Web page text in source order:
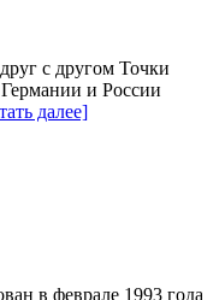
с другом Точки
и России
далее]
в феврале 1993 года